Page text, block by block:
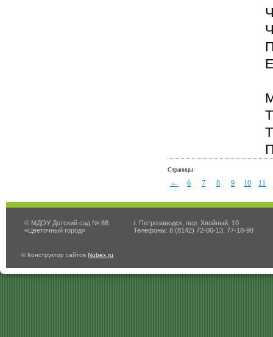
Страницы:
← 6 7 8 9 10 11
© МДОУ Детский сад № 88
«Цветочный город»
г. Петрозаводск, пер. Хвойный, 10
Телефоны: 8 (8142) 72-00-13, 77-18-98
© Конструктор сайтовNubex.ru